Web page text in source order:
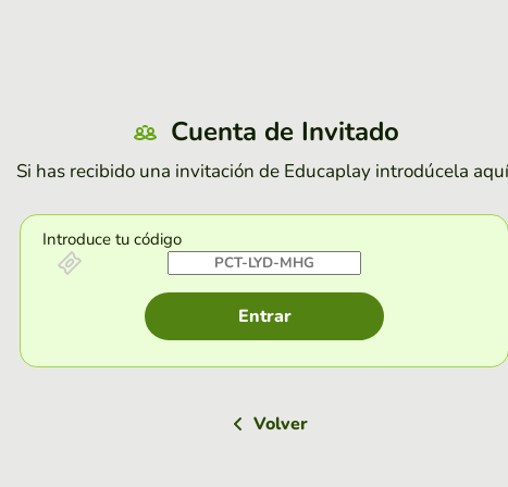
Cuenta de Invitado
Si has recibido una invitación de Educaplay introdúcela
Introduce tu código
Entrar
Volver